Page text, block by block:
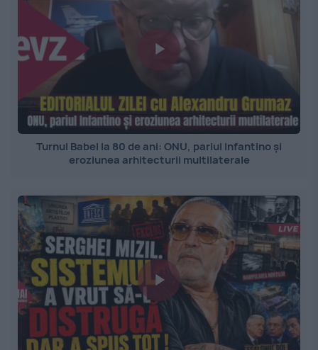
Turnul Babel la 80 de ani: ONU, pariul Infantino și
eroziunea arhitecturii multilaterale